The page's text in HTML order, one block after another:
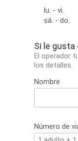
lu. - vi.
sá. - do.
Si le gusta
El operador
los detalles.
Nombre
Número de